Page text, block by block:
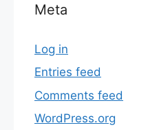
Meta
Log in
Entries feed
Comments feed
WordPress.org